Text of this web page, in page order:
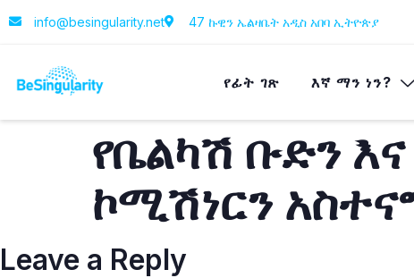
info@besingularity.net 47 ኩዊን ኤልዛቤት አዲስ አበባ ኢትዮጵያ
የፊት ገጽ እኛ ማን ነን?
የቤልካሽ ቡድን
ኮሚሽነርን
Leave a Reply